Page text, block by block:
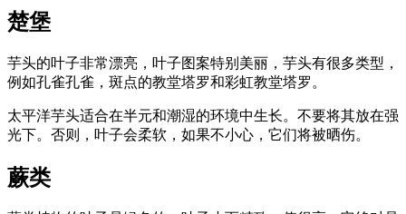
楚堡
芋头的叶子非常漂亮，叶子图案特别美丽，芋头有很多类型，
例如孔雀孔雀，斑点的教堂塔罗和彩虹教堂塔罗。
太平洋芋头适合在半元和潮湿的环境中生长。不要将其放在强
光下。否则，叶子会柔软，如果不小心，它们将被晒伤。
蕨类